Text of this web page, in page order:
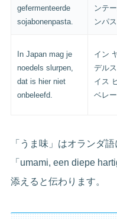
gefermenteerde
sojabonenpasta.
ンテ
ンパ
In Japan mag je
noedels slurpen,
dat is hier niet
onbeleefd.
イン
デル
イス
ベレ
「うま味」はオランダ
「umami, een diepe
添えると伝わります。